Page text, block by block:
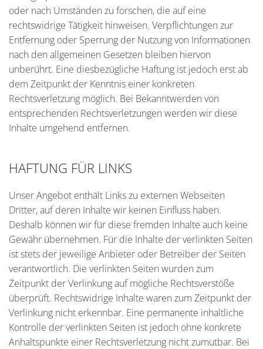
oder nach Umständen zu forschen, die auf eine
rechtswidrige Tätigkeit hinweisen. Verpflichtungen zur
Entfernung oder Sperrung der Nutzung von Informationen
nach den allgemeinen Gesetzen bleiben hiervon
unberührt. Eine diesbezügliche Haftung ist jedoch erst ab
dem Zeitpunkt der Kenntnis einer konkreten
Rechtsverletzung möglich. Bei Bekanntwerden von
entsprechenden Rechtsverletzungen werden wir diese
Inhalte umgehend entfernen.
HAFTUNG FÜR LINKS
Unser Angebot enthält Links zu externen Webseiten
Dritter, auf deren Inhalte wir keinen Einfluss haben.
Deshalb können wir für diese fremden Inhalte auch keine
Gewähr übernehmen. Für die Inhalte der verlinkten Seiten
ist stets der jeweilige Anbieter oder Betreiber der Seiten
verantwortlich. Die verlinkten Seiten wurden zum
Zeitpunkt der Verlinkung auf mögliche Rechtsverstöße
überprüft. Rechtswidrige Inhalte waren zum Zeitpunkt der
Verlinkung nicht erkennbar. Eine permanente inhaltliche
Kontrolle der verlinkten Seiten ist jedoch ohne konkrete
Anhaltspunkte einer Rechtsverletzung nicht zumutbar. Bei